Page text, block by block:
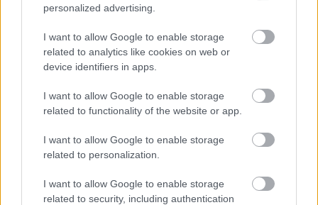
personalized advertising.
I want to allow Google to enable storage
related to analytics like cookies on web or
device identifiers in apps.
I want to allow Google to enable storage
related to functionality of the website or app.
I want to allow Google to enable storage
related to personalization.
I want to allow Google to enable storage
related to security, including authentication